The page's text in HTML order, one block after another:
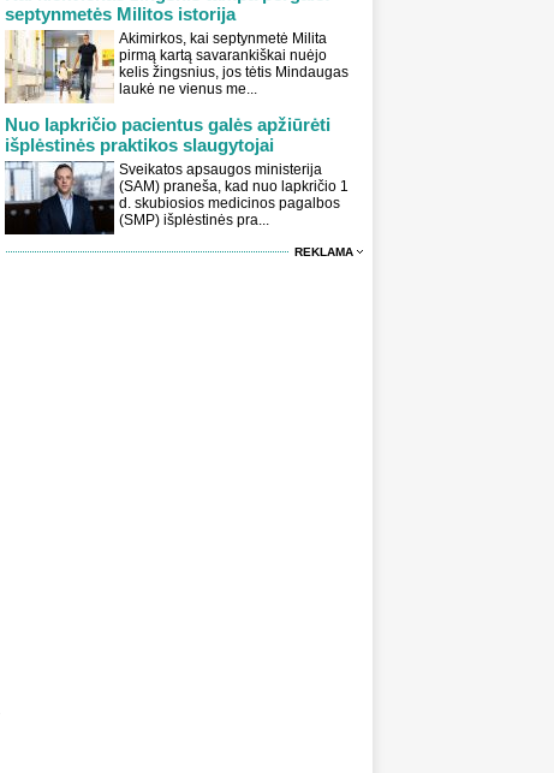
septynmetės Militos istorija
Akimirkos, kai septynmetė Milita
pirmą kartą savarankiškai nuėjo
kelis žingsnius, jos tėtis Mindaugas
laukė ne vienus me...
Nuo lapkričio pacientus galės apžiūrėti
išplėstinės praktikos slaugytojai
Sveikatos apsaugos ministerija
(SAM) praneša, kad nuo lapkričio 1
d. skubiosios medicinos pagalbos
(SMP) išplėstinės pra...
REKLAMA